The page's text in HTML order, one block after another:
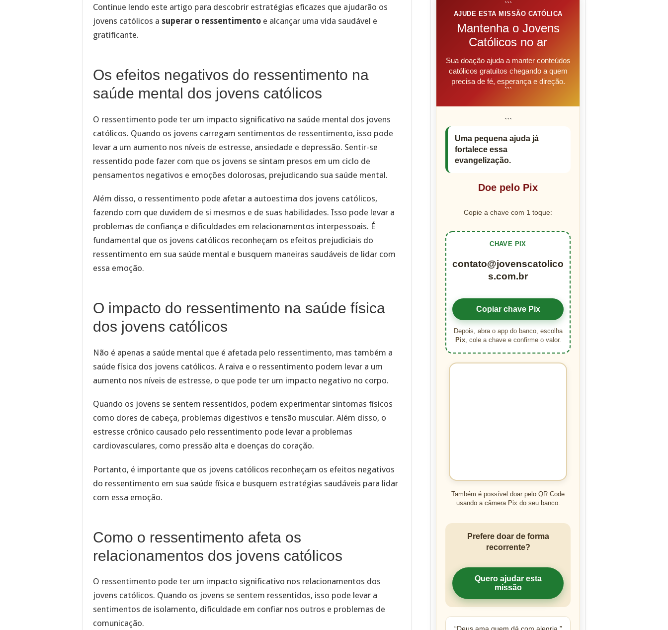
Continue lendo este artigo para descobrir estratégias eficazes que ajudarão os
jovens católicos a superar o ressentimento e alcançar uma vida saudável e
gratificante.
Os efeitos negativos do ressentimento na
saúde mental dos jovens católicos
O ressentimento pode ter um impacto significativo na saúde mental dos jovens
católicos. Quando os jovens carregam sentimentos de ressentimento, isso pode
levar a um aumento nos níveis de estresse, ansiedade e depressão. Sentir-se
ressentido pode fazer com que os jovens se sintam presos em um ciclo de
pensamentos negativos e emoções dolorosas, prejudicando sua saúde mental.
Além disso, o ressentimento pode afetar a autoestima dos jovens católicos,
fazendo com que duvidem de si mesmos e de suas habilidades. Isso pode levar a
problemas de confiança e dificuldades em relacionamentos interpessoais. É
fundamental que os jovens católicos reconheçam os efeitos prejudiciais do
ressentimento em sua saúde mental e busquem maneiras saudáveis de lidar com
essa emoção.
O impacto do ressentimento na saúde física
dos jovens católicos
Não é apenas a saúde mental que é afetada pelo ressentimento, mas também a
saúde física dos jovens católicos. A raiva e o ressentimento podem levar a um
aumento nos níveis de estresse, o que pode ter um impacto negativo no corpo.
Quando os jovens se sentem ressentidos, podem experimentar sintomas físicos
como dores de cabeça, problemas digestivos e tensão muscular. Além disso, o
estresse crônico causado pelo ressentimento pode levar a problemas
cardiovasculares, como pressão alta e doenças do coração.
Portanto, é importante que os jovens católicos reconheçam os efeitos negativos
do ressentimento em sua saúde física e busquem estratégias saudáveis para lidar
com essa emoção.
Como o ressentimento afeta os
relacionamentos dos jovens católicos
O ressentimento pode ter um impacto significativo nos relacionamentos dos
jovens católicos. Quando os jovens se sentem ressentidos, isso pode levar a
sentimentos de isolamento, dificuldade em confiar nos outros e problemas de
comunicação.
```
AJUDE ESTA MISSÃO CATÓLICA
Mantenha o Jovens
Católicos no ar
Sua doação ajuda a manter conteúdos
católicos gratuitos chegando a quem
precisa de fé, esperança e direção.
```
```
Uma pequena ajuda já
fortalece essa
evangelização.
Doe pelo Pix
Copie a chave com 1 toque:
CHAVE PIX
contato@jovenscatolico
s.com.br
Copiar chave Pix
Depois, abra o app do banco, escolha
Pix, cole a chave e confirme o valor.
Também é possível doar pelo QR Code
usando a câmera Pix do seu banco.
Prefere doar de forma
recorrente?
Quero ajudar esta
missão